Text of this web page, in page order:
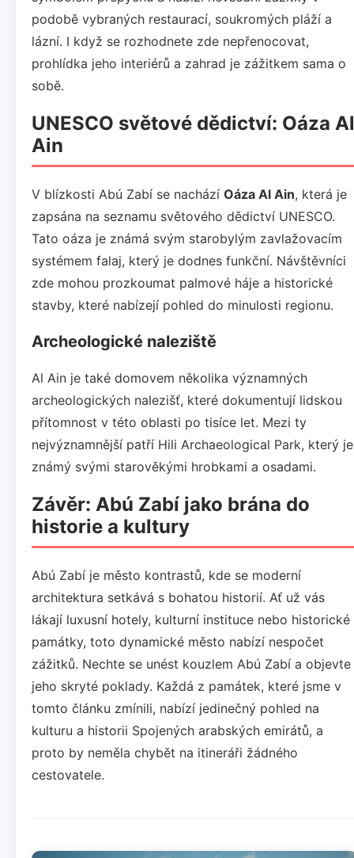
podobě vybraných restaurací, soukromých pláží a
lázní. I když se rozhodnete zde nepřenocovat,
prohlídka jeho interiérů a zahrad je zážitkem sama o
sobě.
UNESCO světové dědictví: Oáza Al
Ain
V blízkosti Abú Zabí se nachází Oáza Al Ain, která je
zapsána na seznamu světového dědictví UNESCO.
Tato oáza je známá svým starobylým zavlažovacím
systémem falaj, který je dodnes funkční. Návštěvníci
zde mohou prozkoumat palmové háje a historické
stavby, které nabízejí pohled do minulosti regionu.
Archeologické naleziště
Al Ain je také domovem několika významných
archeologických nalezišť, které dokumentují lidskou
přítomnost v této oblasti po tisíce let. Mezi ty
nejvýznamnější patří Hili Archaeological Park, který je
známý svými starověkými hrobkami a osadami.
Závěr: Abú Zabí jako brána do
historie a kultury
Abú Zabí je město kontrastů, kde se moderní
architektura setkává s bohatou historií. Ať už vás
lákají luxusní hotely, kulturní instituce nebo historické
památky, toto dynamické město nabízí nespočet
zážitků. Nechte se unést kouzlem Abú Zabí a objevte
jeho skryté poklady. Každá z památek, které jsme v
tomto článku zmínili, nabízí jedinečný pohled na
kulturu a historii Spojených arabských emirátů, a
proto by neměla chybět na itineráři žádného
cestovatele.